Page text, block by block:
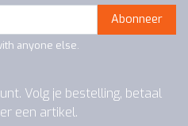
Abonneer
anyone else.
Volg je bestelling, betaal
een artikel.